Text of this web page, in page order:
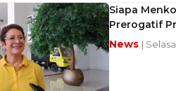
Siapa
Prerogatif
News |